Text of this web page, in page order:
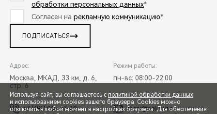
обработки персональных данных*
Согласен на рекламную коммуникацию*
ПОДПИСАТЬСЯ
Адрес:
Москва, МКАД, 33 км, д. 6,
стр. 6
Режим работы:
пн-вс: 08:00-22:00
+7 (495) 065-37-60 chery@peleton.ru
Используя сайт, вы соглашаетесь с политикой обработки данных
и использованием cookies вашего браузера. Cookies можно
отключить в любой момент в настройках браузера. Для обеспечения